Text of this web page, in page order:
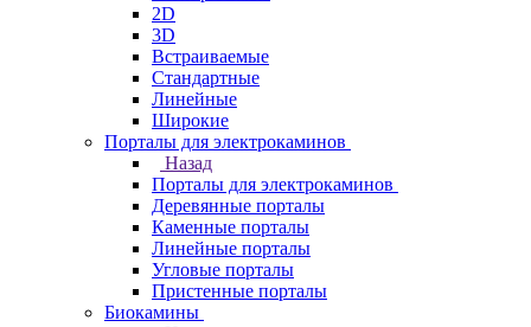
2D
3D
Встраиваемые
Стандартные
Линейные
Широкие
Порталы для электрокаминов
Назад
Порталы для электрокаминов
Деревянные порталы
Каменные порталы
Линейные порталы
Угловые порталы
Пристенные порталы
Биокамины